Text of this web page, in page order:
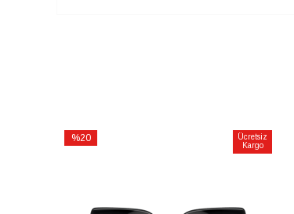
%20
Ücretsiz
Kargo